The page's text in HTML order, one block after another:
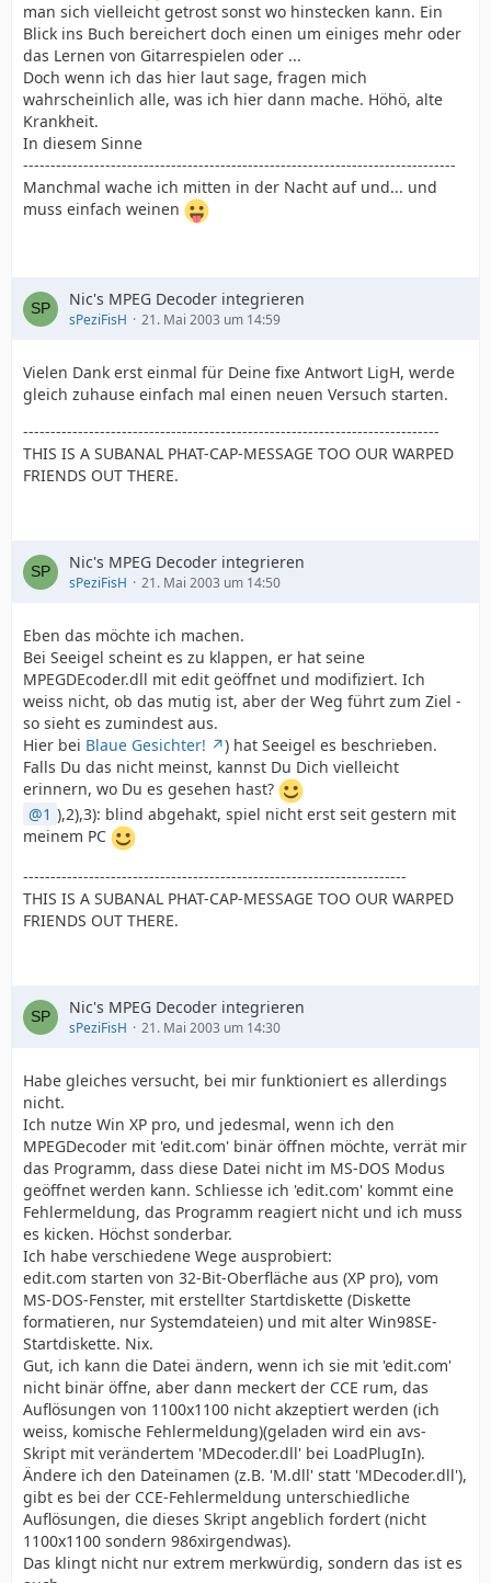
man sich vielleicht getrost sonst wo hinstecken kann. Ein
Blick ins Buch bereichert doch einen um einiges mehr oder
das Lernen von Gitarrespielen oder ...
Doch wenn ich das hier laut sage, fragen mich
wahrscheinlich alle, was ich hier dann mache. Höhö, alte
Krankheit.
In diesem Sinne
-------------------------------------------------------------------------------
Manchmal wache ich mitten in der Nacht auf und... und
muss einfach weinen
Nic's MPEG Decoder integrieren
sPeziFisH 21. Mai 2003 um 14:59
Vielen Dank erst einmal für Deine fixe Antwort LigH, werde
gleich zuhause einfach mal einen neuen Versuch starten.
----------------------------------------------------------------------------
THIS IS A SUBANAL PHAT-CAP-MESSAGE TOO OUR WARPED
FRIENDS OUT THERE.
Nic's MPEG Decoder integrieren
sPeziFisH 21. Mai 2003 um 14:50
Eben das möchte ich machen.
Bei Seeigel scheint es zu klappen, er hat seine
MPEGDEcoder.dll mit edit geöffnet und modifiziert. Ich
weiss nicht, ob das mutig ist, aber der Weg führt zum Ziel -
so sieht es zumindest aus.
Hier bei Blaue Gesichter!
) hat Seeigel es beschrieben.
Falls Du das nicht meinst, kannst Du Dich vielleicht
erinnern, wo Du es gesehen hast?
1 ),2),3): blind abgehakt, spiel nicht erst seit gestern mit
meinem PC
----------------------------------------------------------------------
THIS IS A SUBANAL PHAT-CAP-MESSAGE TOO OUR WARPED
FRIENDS OUT THERE.
Nic's MPEG Decoder integrieren
sPeziFisH 21. Mai 2003 um 14:30
Habe gleiches versucht, bei mir funktioniert es allerdings
nicht.
Ich nutze Win XP pro, und jedesmal, wenn ich den
MPEGDecoder mit 'edit.com' binär öffnen möchte, verrät mir
das Programm, dass diese Datei nicht im MS-DOS Modus
geöffnet werden kann. Schliesse ich 'edit.com' kommt eine
Fehlermeldung, das Programm reagiert nicht und ich muss
es kicken. Höchst sonderbar.
Ich habe verschiedene Wege ausprobiert:
edit.com starten von 32-Bit-Oberfläche aus (XP pro), vom
MS-DOS-Fenster, mit erstellter Startdiskette (Diskette
formatieren, nur Systemdateien) und mit alter Win98SE-
Startdiskette. Nix.
Gut, ich kann die Datei ändern, wenn ich sie mit 'edit.com'
nicht binär öffne, aber dann meckert der CCE rum, das
Auflösungen von 1100x1100 nicht akzeptiert werden (ich
weiss, komische Fehlermeldung)(geladen wird ein avs-
Skript mit verändertem 'MDecoder.dll' bei LoadPlugIn).
Ändere ich den Dateinamen (z.B. 'M.dll' statt 'MDecoder.dll'),
gibt es bei der CCE-Fehlermeldung unterschiedliche
Auflösungen, die dieses Skript angeblich fordert (nicht
1100x1100 sondern 986xirgendwas).
Das klingt nicht nur extrem merkwürdig, sondern das ist es